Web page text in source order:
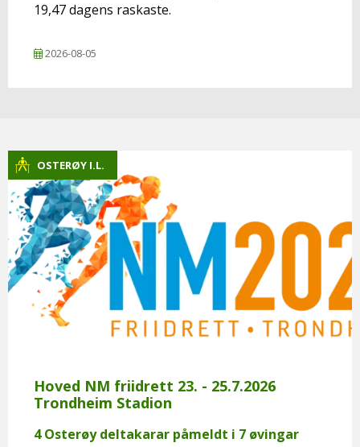
19,47 dagens raskaste.
2026-08-05
OSTERØY I.L.
Hoved NM friidrett 23. - 25.7.2026
Trondheim Stadion
4 Osterøy deltakarar påmeldt i 7 øvingar